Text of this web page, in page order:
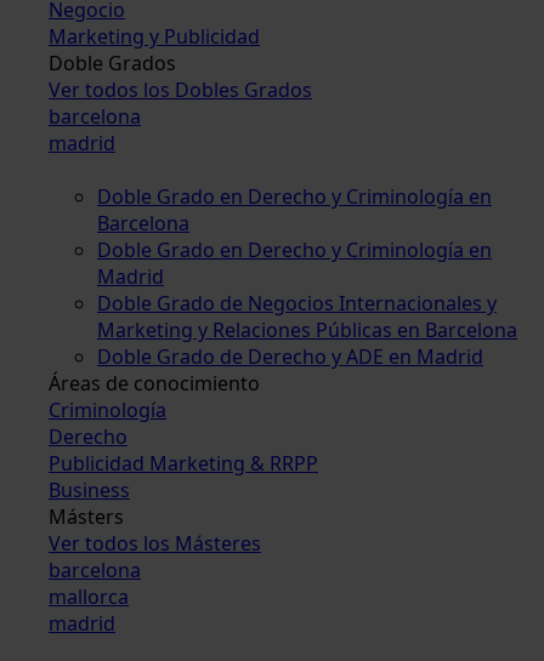
Negocio
Marketing y Publicidad
Doble Grados
Ver todos los Dobles Grados
barcelona
madrid
Doble Grado en Derecho y Criminología en
Barcelona
Doble Grado en Derecho y Criminología en
Madrid
Doble Grado de Negocios Internacionales y
Marketing y Relaciones Públicas en Barcelona
Doble Grado de Derecho y ADE en Madrid
Áreas de conocimiento
Criminología
Derecho
Publicidad Marketing & RRPP
Business
Másters
Ver todos los Másteres
barcelona
mallorca
madrid